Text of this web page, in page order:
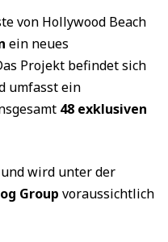
von Hollywood Beach
ein neues
Projekt befindet sich
umfasst ein
48 exklusiven
und wird unter der
Group voraussichtlich